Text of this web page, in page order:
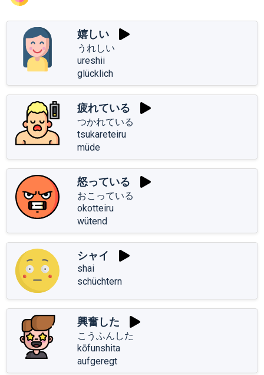
嬉しい
うれしい
ureshii
glücklich
疲れている
つかれている
tsukareteiru
müde
怒っている
おこっている
okotteiru
wütend
シャイ
shai
schüchtern
興奮した
こうふんした
kōfunshita
aufgeregt